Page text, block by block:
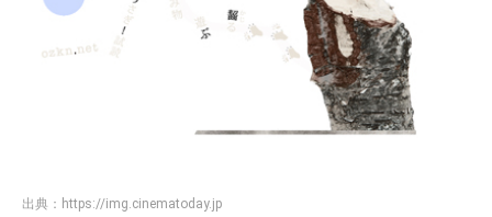
出典： https://img.cinematoday.jp